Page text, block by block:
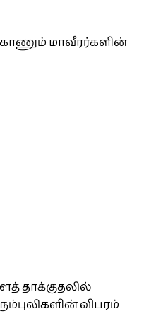
மாவீரர்களின்
தாக்குதலில்
விபரம்